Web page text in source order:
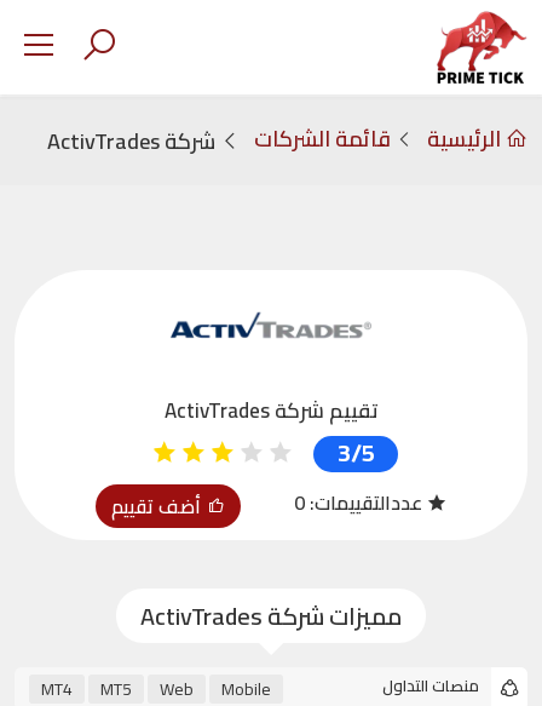
الرئيسية قائمة الشركات شركة ActivTrades
تقييم شركة ActivTrades
3/5
عددالتقييمات:0 أضف تقييم
مميزات شركة ActivTrades
منصات التداول MT4 MT5 Web Mobile